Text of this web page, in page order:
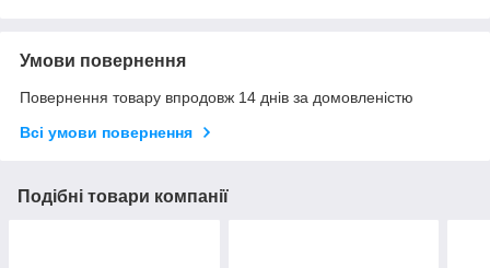
Умови повернення
Повернення товару впродовж 14 днів за домовленістю
Всі умови повернення
Подібні товари компанії